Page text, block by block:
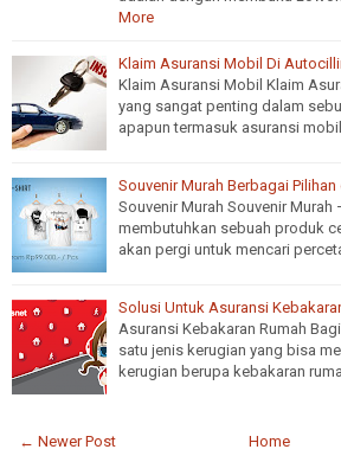
More
Klaim Asuransi Mobil Di
Klaim Asuransi Mobil Klaim
yang sangat penting dalam
apapun termasuk asuransi
Souvenir Murah Berbagai Pilihan
Souvenir Murah Souvenir
membutuhkan sebuah produk
akan pergi untuk mencari
Solusi Untuk Asuransi
Asuransi Kebakaran Rumah
satu jenis kerugian yang bisa
kerugian berupa kebakaran
← Newer Post Home